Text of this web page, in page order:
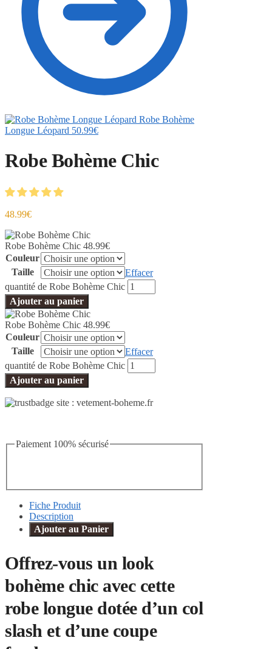
Robe Bohème
Longue Léopard 50.99€
Robe Bohème Chic
48.99€
Robe Bohème Chic 48.99€
Couleur
Taille
Effacer
quantité de Robe Bohème Chic
Ajouter au panier
Robe Bohème Chic 48.99€
Couleur
Taille
Effacer
quantité de Robe Bohème Chic
Ajouter au panier
Paiement 100% sécurisé
Fiche Produit
Description
Ajouter au Panier
Offrez-vous un look
bohème chicavec cette
robe longue dotée d’un col
slash et d’une coupe